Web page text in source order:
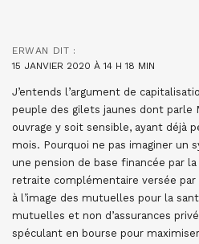
ERWAN DIT :
15 JANVIER 2020 À 14 H 18 MIN
J’entends l’argument de
peuple des gilets jaunes dont parle
ouvrage y soit sensible, ayant déjà
mois. Pourquoi ne pas imaginer un
une pension de base financée par
retraite complémentaire versée
à l’image des mutuelles pour la
mutuelles et non d’assurances
spéculant en bourse pour